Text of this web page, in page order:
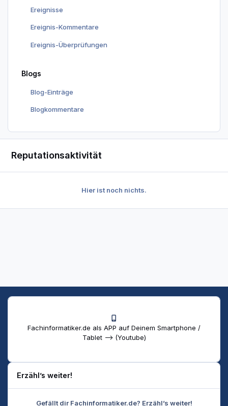
Ereignisse
Ereignis-Kommentare
Ereignis-Überprüfungen
Blogs
Blog-Einträge
Blogkommentare
Reputationsaktivität
Hier ist noch nichts.
Fachinformatiker.de als APP auf Deinem Smartphone /
Tablet --> (Youtube)
Erzähl’s weiter!
Gefällt dir Fachinformatiker.de? Erzähl’s weiter!